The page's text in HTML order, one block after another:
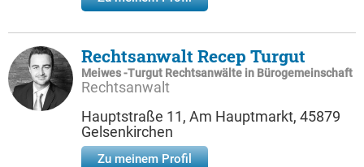
Rechtsanwalt Recep Turgut
Meiwes -Turgut Rechtsanwälte in Bürogemeinschaft
Rechtsanwalt
Hauptstraße 11, Am Hauptmarkt, 45879
Gelsenkirchen
Zu meinem Profil